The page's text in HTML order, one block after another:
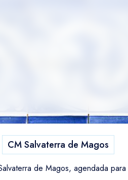
CM Salvaterra de Magos
de Magos, agendada